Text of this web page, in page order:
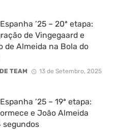
’25 – 20ª etapa:
de Vingegaard e
de Almeida na Bola do
TEAM 13 de Setembro, 2025
’25 – 19ª etapa:
e João Almeida
segundos